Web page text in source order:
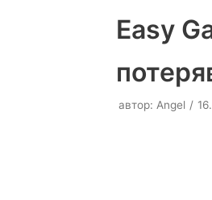
Easy
автор: Angel